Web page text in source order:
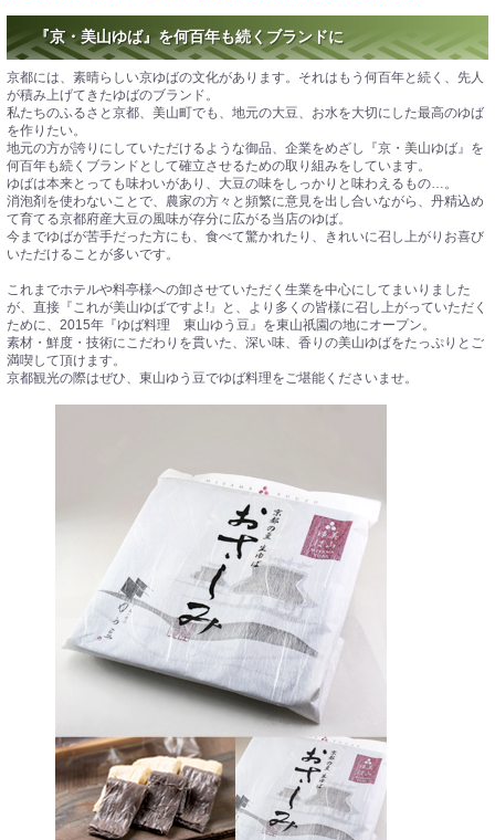
『京・美山ゆば』を何百年も続くブランドに
京都には、素晴らしい京ゆばの文化があります。それはもう何百年と続く、先人
が積み上げてきたゆばのブランド。
私たちのふるさと京都、美山町でも、地元の大豆、お水を大切にした最高のゆば
を作りたい。
地元の方が誇りにしていただけるような御品、企業をめざし『京・美山ゆば』を
何百年も続くブランドとして確立させるための取り組みをしています。
ゆばは本来とっても味わいがあり、大豆の味をしっかりと味わえるもの…。
消泡剤を使わないことで、農家の方々と頻繁に意見を出し合いながら、丹精込め
て育てる京都府産大豆の風味が存分に広がる当店のゆば。
今までゆばが苦手だった方にも、食べて驚かれたり、きれいに召し上がりお喜び
いただけることが多いです。
これまでホテルや料亭様への卸させていただく生業を中心にしてまいりました
が、直接『これが美山ゆばですよ!』と、より多くの皆様に召し上がっていただく
ために、2015年『ゆば料理 東山ゆう豆』を東山祇園の地にオープン。
素材・鮮度・技術にこだわりを貫いた、深い味、香りの美山ゆばをたっぷりとご
満喫して頂けます。
京都観光の際はぜひ、東山ゆう豆でゆば料理をご堪能くださいませ。